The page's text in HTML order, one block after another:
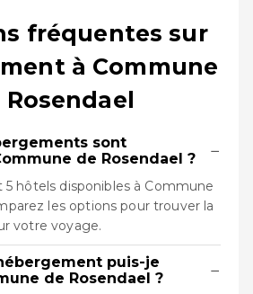
fréquentes sur
à Commune
Rosendael
sont
de Rosendael ?
−
hôtels disponibles à Commune
les options pour trouver la
votre voyage.
puis-je
de Rosendael ?
−